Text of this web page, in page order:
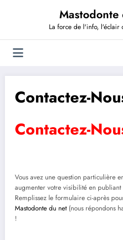
La force de l'info, l'éclair
Contactez-
Contactez-
Vous avez une question particulière
augmenter votre visibilité en
Remplissez le formulaire ci-après
Mastodonte du net(nous répondons
!